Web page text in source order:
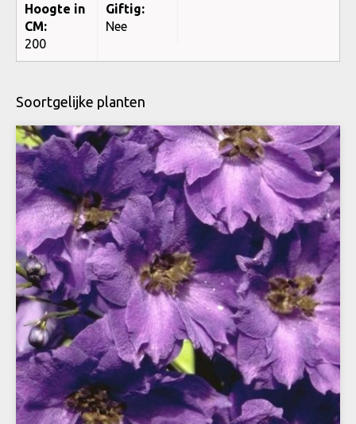
Hoogte in
CM:
200
Giftig:
Nee
Soortgelijke planten